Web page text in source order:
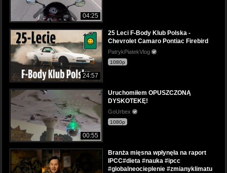
04:25
24:57
25 Leci F-Body Klub Polska -
Chevrolet Camaro Pontiac Firebird
PatrykPiatekVlog
1080p
00:55
Uruchomiłem OPUSZCZONĄ
DYSKOTEKĘ!
GoUrbex
1080p
Branża mięsna wpłynęła na raport
IPCC#dieta #nauka #ipcc
#globalneocieplenie #zmianyklimatu